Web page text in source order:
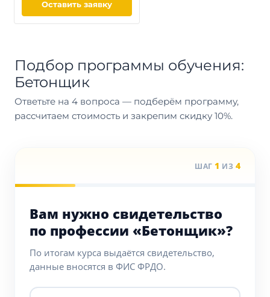
Оставить заявку
Подбор программы обучения:
Бетонщик
Ответьте на 4 вопроса — подберём программу,
рассчитаем стоимость и закрепим скидку 10%.
ШАГ 1 ИЗ 4
Вам нужно свидетельство
по профессии «Бетонщик»?
По итогам курса выдаётся свидетельство,
данные вносятся в ФИС ФРДО.